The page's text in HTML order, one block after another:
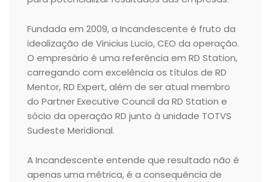
Fundada em 2009, a Incandescente é fruto da
idealização de Vinicius Lucio, CEO da operação.
O empresário é uma referência em RD Station,
carregando com excelência os títulos de RD
Mentor, RD Expert, além de ser atual membro
do Partner Executive Council da RD Station e
sócio da operação RD junto à unidade TOTVS
Sudeste Meridional.
A Incandescente entende que resultado não é
apenas uma métrica, é a consequência de